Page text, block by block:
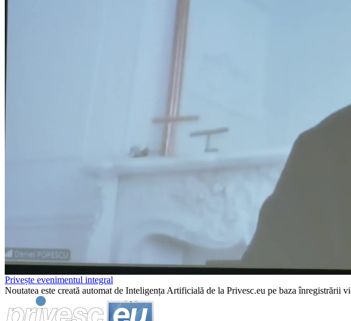
Privește evenimentul integral
Noutatea este creată automat de Inteligența Artificială de la Privesc.eu pe baza înregistrării